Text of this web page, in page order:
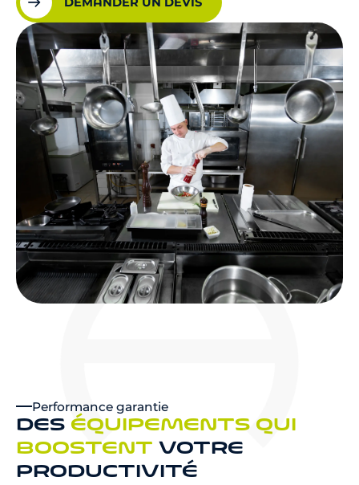
Performance garantie
DES ÉQUIPEMENTS QUI
BOOSTENT VOTRE
PRODUCTIVITÉ